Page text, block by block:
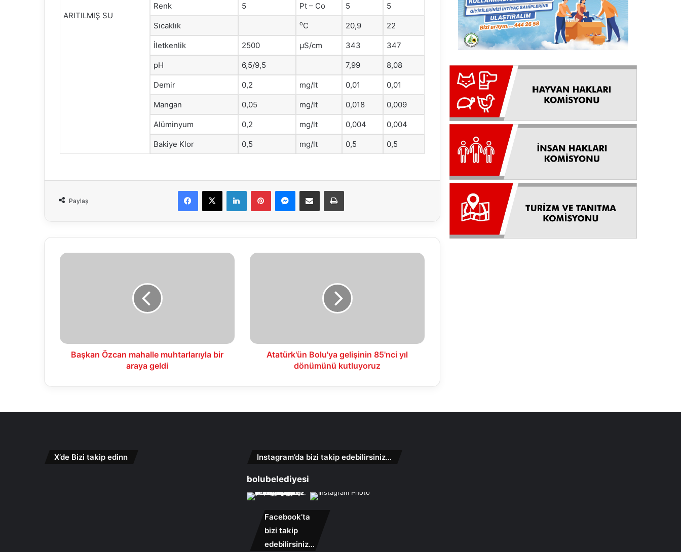
ARITILMIŞ SU
Renk 5 Pt – Co 5 5
Sıcaklık oC 20,9 22
İletkenlik 2500 μS/cm 343 347
pH 6,5/9,5 7,99 8,08
Demir 0,2 mg/lt 0,01 0,01
Mangan 0,05 mg/lt 0,018 0,009
Alüminyum 0,2 mg/lt 0,004 0,004
Bakiye Klor 0,5 mg/lt 0,5 0,5
Paylaş
Facebook
X LinkedInPinterestMessenger
E-Mail ile paylaş Yazdır
Başkan
Başkan Özcan mahalle muhtarlarıyla bir
araya geldi
Atatürk'ün
Atatürk'ün Bolu'ya gelişinin 85'nci yıl
dönümünü kutluyoruz
X’de Bizi takip edinn Instagram’da bizi takip edebilirsiniz…
bolubelediyesi
Facebook’ta
bizi takip
edebilirsiniz…